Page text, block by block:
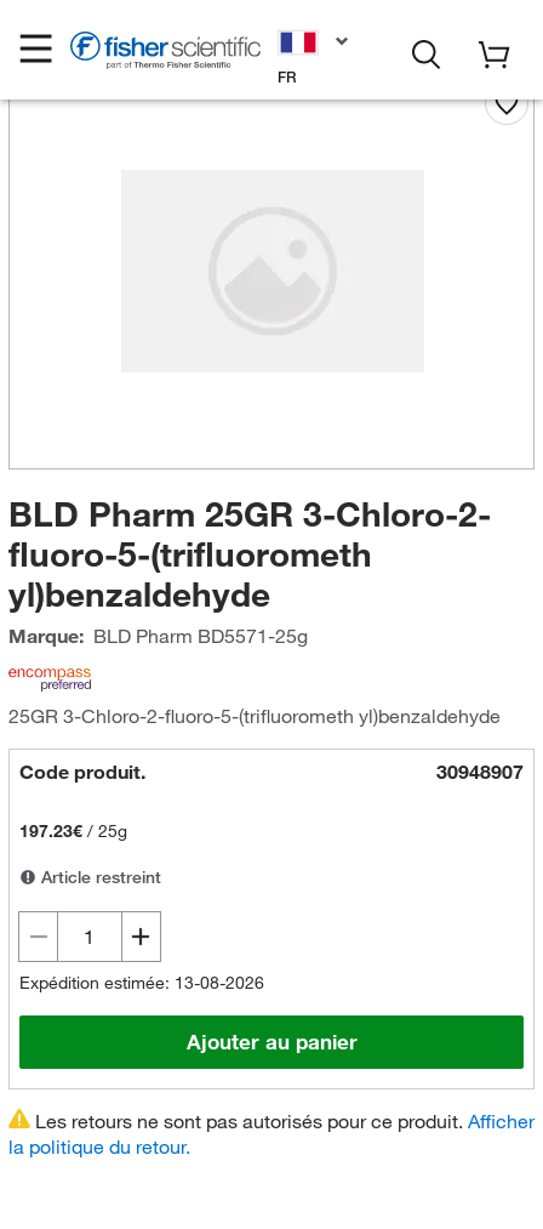
FR
BLD Pharm 25GR 3-Chloro-2-
fluoro-5-(trifluorometh
yl)benzaldehyde
Marque: BLD Pharm BD5571-25g
25GR 3-Chloro-2-fluoro-5-(trifluorometh yl)benzaldehyde
Code produit. 30948907
197.23€/ 25g
Article restreint
Expédition estimée: 13-08-2026
Ajouter au panier
Les retours ne sont pas autorisés pour ce produit. Afficher
la politique du retour.